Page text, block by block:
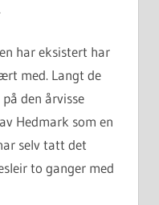
har eksistert har
med. Langt de
den årvisse
Hedmark som en
selv tatt det
to ganger med